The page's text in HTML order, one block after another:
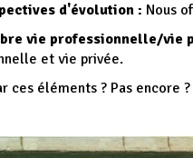
d'évolution : Nous
vie professionnelle/vie
et vie privée.
ces éléments ? Pas encore